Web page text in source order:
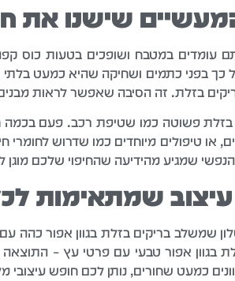
שישנו את
עומדים במטבח ושופכים בטעות כוס
כך בפני כתמים ושחיקה שהיא כמעט
בזלת. זה הסיבה שאפשר לראות
פשוטה כמו שטיפת רכב. פעם בכמה
או טיפולים מיוחדים כמו שדרוש
שמגיע מהידיעה שהחיפוי שלכם
שמתאימות
שמשלב בריקים בזלת בגוון אפור
בגוון אפור טבעי עם פרטי עץ – התוצאה
כמעט שחורים, נותן לכם חופש עיצובי